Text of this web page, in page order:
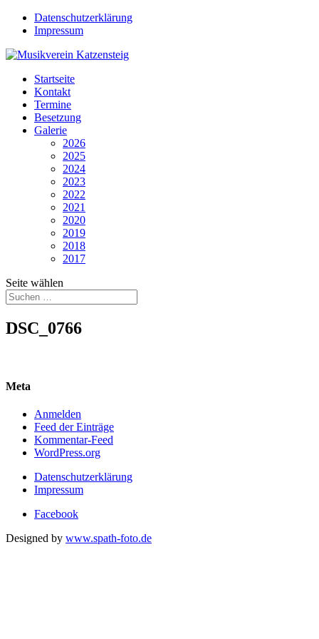
Datenschutzerklärung
Impressum
Startseite
Kontakt
Termine
Besetzung
Galerie
2026
2025
2024
2023
2022
2021
2020
2019
2018
2017
Seite wählen
DSC_0766
Meta
Anmelden
Feed der Einträge
Kommentar-Feed
WordPress.org
Datenschutzerklärung
Impressum
Facebook
Designed by www.spath-foto.de